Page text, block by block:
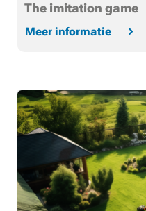
The imitation game
Meer informatie